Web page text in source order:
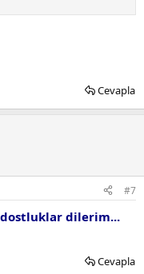
Cevapla
#7
dostluklar dilerim...
Cevapla